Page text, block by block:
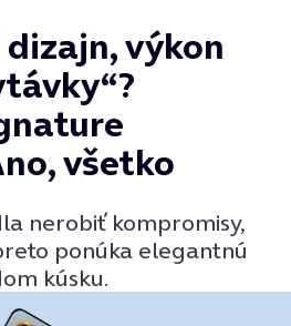
výkon
všetko
nerobiť kompromisy,
ponúka elegantnú
kúsku.